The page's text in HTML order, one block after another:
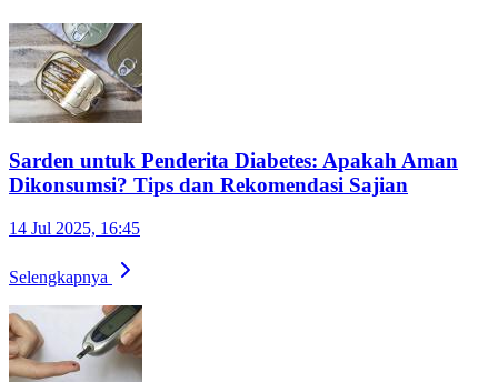
Sarden untuk Penderita Diabetes: Apakah Aman
Dikonsumsi? Tips dan Rekomendasi Sajian
14 Jul 2025, 16:45
Selengkapnya